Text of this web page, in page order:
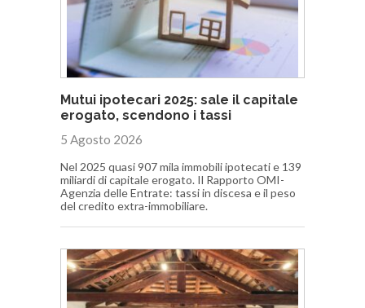
Mutui ipotecari 2025: sale il capitale
erogato, scendono i tassi
5 Agosto 2026
Nel 2025 quasi 907 mila immobili ipotecati e 139
miliardi di capitale erogato. Il Rapporto OMI-
Agenzia delle Entrate: tassi in discesa e il peso
del credito extra-immobiliare.